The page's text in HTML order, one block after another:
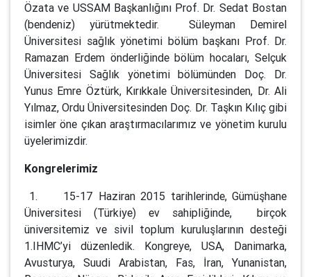
Özata ve USSAM Başkanlığını Prof. Dr. Sedat Bostan
(bendeniz) yürütmektedir. Süleyman Demirel
Üniversitesi sağlık yönetimi bölüm başkanı Prof. Dr.
Ramazan Erdem önderliğinde bölüm hocaları, Selçuk
Üniversitesi Sağlık yönetimi bölümünden Doç. Dr.
Yunus Emre Öztürk, Kırıkkale Üniversitesinden, Dr. Ali
Yılmaz, Ordu Üniversitesinden Doç. Dr. Taşkın Kılıç gibi
isimler öne çıkan araştırmacılarımız ve yönetim kurulu
üyelerimizdir.
Kongrelerimiz
1. 15-17 Haziran 2015 tarihlerinde, Gümüşhane
Üniversitesi (Türkiye) ev sahipliğinde, birçok
üniversitemiz ve sivil toplum kuruluşlarının desteği
1.IHMC’yi düzenledik. Kongreye, USA, Danimarka,
Avusturya, Suudi Arabistan, Fas, İran, Yunanistan,